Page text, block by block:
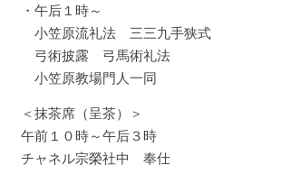
・午后１時～
小笠原流礼法 三三九手狭式
弓術披露 弓馬術礼法 ​
​ 小笠原教場門人一同
＜抹茶席（呈茶）＞
午前１０時～午后３時​ ​
チャネル宗榮社中 奉仕